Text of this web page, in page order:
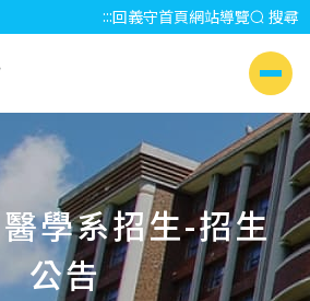
:::回義守首頁網站導覽 搜尋
側選單
學系招生-招生
公告